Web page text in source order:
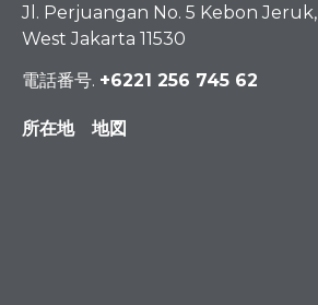
Jl. Perjuangan No. 5 Kebon Jeruk,
West Jakarta 11530
電話番号. +6221 256 745 62
所在地 地図